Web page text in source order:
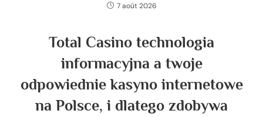
7 août 2026
Total Casino technologia
informacyjna a twoje
odpowiednie kasyno internetowe
na Polsce, i dlatego zdobywa